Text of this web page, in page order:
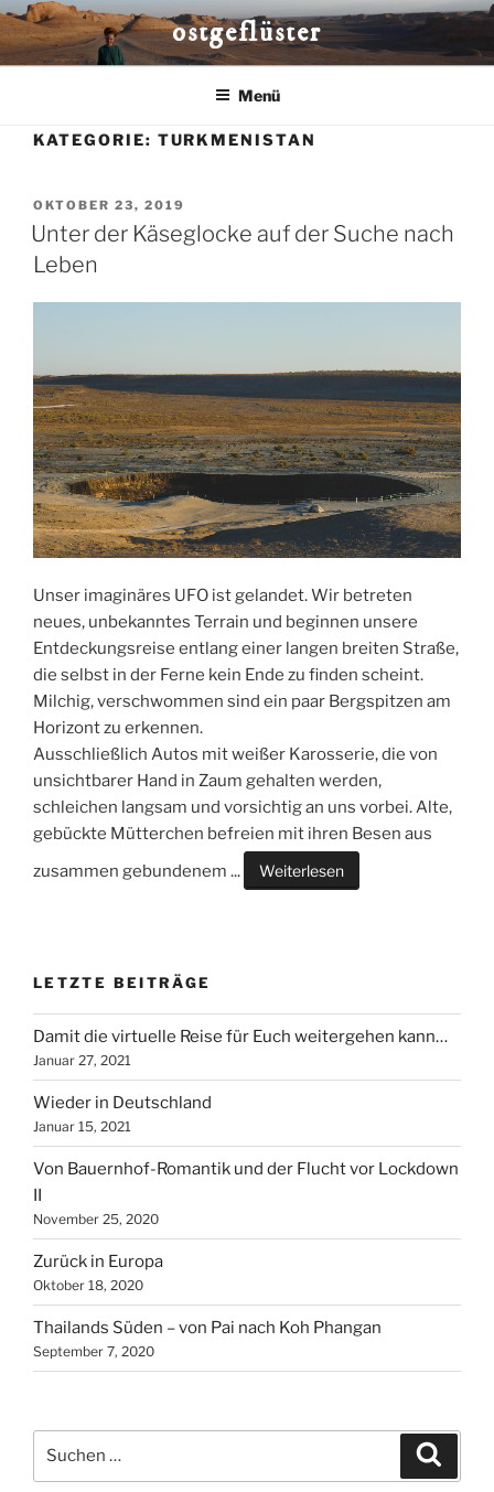
Zum
Inhalt
springen
ostgeflüster
Menü
KATEGORIE: TURKMENISTAN
VERÖFFENTLICHT
AM
OKTOBER 23, 2019
Unter der Käseglocke auf der Suche nach
Leben
Unser imaginäres UFO ist gelandet. Wir betreten
neues, unbekanntes Terrain und beginnen unsere
Entdeckungsreise entlang einer langen breiten Straße,
die selbst in der Ferne kein Ende zu finden scheint.
Milchig, verschwommen sind ein paar Bergspitzen am
Horizont zu erkennen.
Ausschließlich Autos mit weißer Karosserie, die von
unsichtbarer Hand in Zaum gehalten werden,
schleichen langsam und vorsichtig an uns vorbei. Alte,
gebückte Mütterchen befreien mit ihren Besen aus
zusammen gebundenem ... Weiterlesen
LETZTE BEITRÄGE
Damit die virtuelle Reise für Euch weitergehen kann…
Januar 27, 2021
Wieder in Deutschland
Januar 15, 2021
Von Bauernhof-Romantik und der Flucht vor Lockdown
II
November 25, 2020
Zurück in Europa
Oktober 18, 2020
Thailands Süden – von Pai nach Koh Phangan
September 7, 2020
nach: